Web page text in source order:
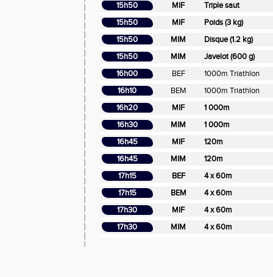
15h50
MIF
Triple saut
15h50
MIF
Poids (3 kg)
15h50
MIM
Disque (1.2 kg)
15h50
MIM
Javelot (600 g)
16h00
BEF
1000m Triathlon
16h10
BEM
1000m Triathlon
16h20
MIF
1 000m
16h30
MIM
1 000m
16h45
MIF
120m
16h45
MIM
120m
17h15
BEF
4 x 60m
17h15
BEM
4 x 60m
17h30
MIF
4 x 60m
17h30
MIM 4 x 60m